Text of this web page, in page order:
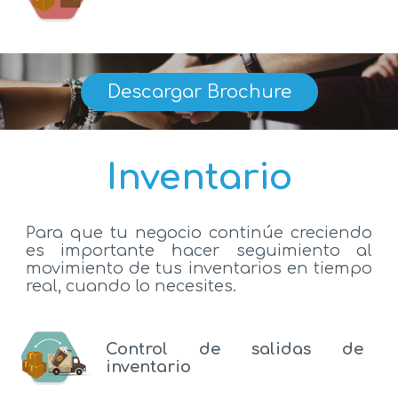
Descargar Brochure
Inventario
Para que tu negocio continúe creciendo
es importante hacer seguimiento al
movimiento de tus inventarios en tiempo
real, cuando lo necesites.
Control de salidas de
inventario